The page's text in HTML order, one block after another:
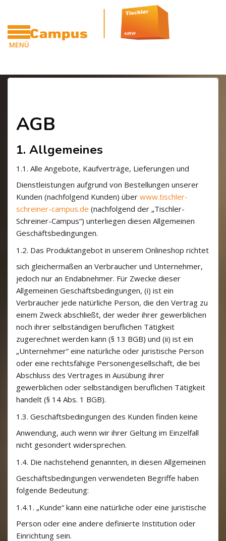
MENÜ
Zum Hauptinhalt
Blöcke
AGB
1. Allgemeines
1.1. Alle Angebote, Kaufverträge, Lieferungen und
Dienstleistungen aufgrund von Bestellungen unserer
Kunden (nachfolgend Kunden) über www.tischler-
schreiner-campus.de (nachfolgend der „Tischler-
Schreiner-Campus“) unterliegen diesen Allgemeinen
Geschäftsbedingungen.
1.2. Das Produktangebot in unserem Onlineshop richtet
sich gleichermaßen an Verbraucher und Unternehmer,
jedoch nur an Endabnehmer. Für Zwecke dieser
Allgemeinen Geschäftsbedingungen, (i) ist ein
Verbraucher jede natürliche Person, die den Vertrag zu
einem Zweck abschließt, der weder ihrer gewerblichen
noch ihrer selbständigen beruflichen Tätigkeit
zugerechnet werden kann (§ 13 BGB) und (ii) ist ein
„Unternehmer“ eine natürliche oder juristische Person
oder eine rechtsfähige Personengesellschaft, die bei
Abschluss des Vertrages in Ausübung ihrer
gewerblichen oder selbständigen beruflichen Tätigkeit
handelt (§ 14 Abs. 1 BGB).
1.3. Geschäftsbedingungen des Kunden finden keine
Anwendung, auch wenn wir ihrer Geltung im Einzelfall
nicht gesondert widersprechen.
1.4. Die nachstehend genannten, in diesen Allgemeinen
Geschäftsbedingungen verwendeten Begriffe haben
folgende Bedeutung:
1.4.1. „Kunde“ kann eine natürliche oder eine juristische
Person oder eine andere definierte Institution oder
Einrichtung sein.